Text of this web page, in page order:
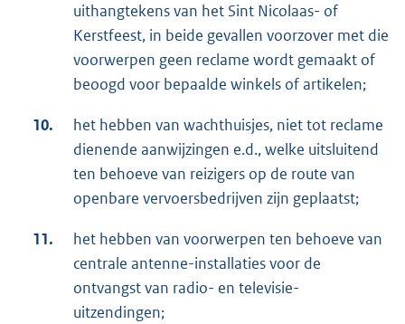
uithangtekens van het Sint Nicolaas- of
Kerstfeest, in beide gevallen voorzover met die
voorwerpen geen reclame wordt gemaakt of
beoogd voor bepaalde winkels of artikelen;
10.
het hebben van wachthuisjes, niet tot reclame
dienende aanwijzingen e.d., welke uitsluitend
ten behoeve van reizigers op de route van
openbare vervoersbedrijven zijn geplaatst;
11.
het hebben van voorwerpen ten behoeve van
centrale antenne-installaties voor de
ontvangst van radio- en televisie-
uitzendingen;